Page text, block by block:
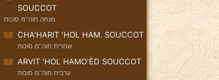
SOUCCOT
מנחה חוה''מ סוכות
CHA'HARIT 'HOL HAM. SOUCCOT
שחרית חוה''מ סוכות
ARVIT 'HOL HAMO'ÈD SOUCCOT
ערבית חוה''מ סוכות